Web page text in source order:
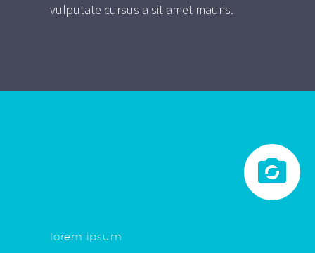
vulputate cursus a sit amet mauris.


lorem ipsum